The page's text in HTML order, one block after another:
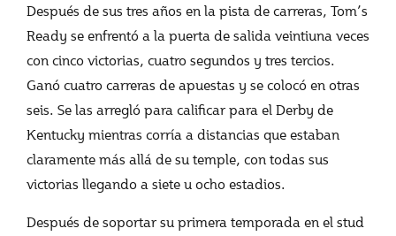
Después de sus tres años en la pista de carreras, Tom’s
Ready se enfrentó a la puerta de salida veintiuna veces
con cinco victorias, cuatro segundos y tres tercios.
Ganó cuatro carreras de apuestas y se colocó en otras
seis. Se las arregló para calificar para el Derby de
Kentucky mientras corría a distancias que estaban
claramente más allá de su temple, con todas sus
victorias llegando a siete u ocho estadios.
Después de soportar su primera temporada en el stud